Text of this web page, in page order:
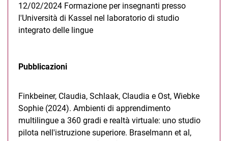
12/02/2024 Formazione per insegnanti presso
l'Università di Kassel nel laboratorio di studio
integrato delle lingue
Pubblicazioni
Finkbeiner, Claudia, Schlaak, Claudia e Ost, Wiebke
Sophie (2024). Ambienti di apprendimento
multilingue a 360 gradi e realtà virtuale: uno studio
pilota nell'istruzione superiore. Braselmann et al,